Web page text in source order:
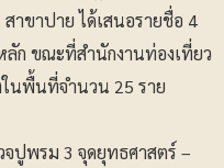
าขาปาย ได้เสนอรายชื่อ 4
ก ขณะที่สำนักงานท่องเที่ยว
นพื้นที่จำนวน 25 ราย
ปูพรม 3 จุดยุทธศาสตร์ –